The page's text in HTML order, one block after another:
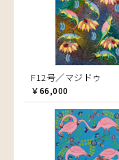
F12号／マジドゥ
￥66,000